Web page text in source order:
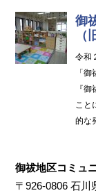
御祓地区コミュ
〒926-0806 石川